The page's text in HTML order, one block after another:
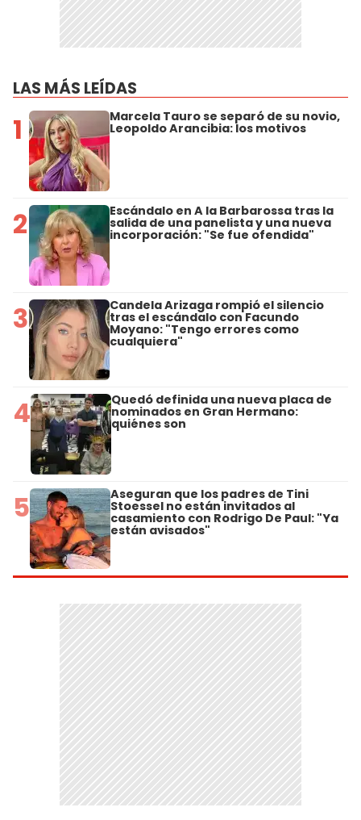
LAS MÁS LEÍDAS
1 Marcela Tauro se separó de su novio,
Leopoldo Arancibia: los motivos
2 Escándalo en A la Barbarossa tras la
salida de una panelista y una nueva
incorporación: "Se fue ofendida"
3 Candela Arizaga rompió el silencio
tras el escándalo con Facundo
Moyano: "Tengo errores como
cualquiera"
4 Quedó definida una nueva placa de
nominados en Gran Hermano:
quiénes son
5 Aseguran que los padres de Tini
Stoessel no están invitados al
casamiento con Rodrigo De Paul: "Ya
están avisados"